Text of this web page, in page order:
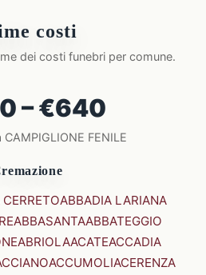
costi
dei costi funebri per comune.
– €640
FENILE
ABBADIA LARIANA
ABBASANTAABBATEGGIO
ABRIOLAACATEACCADIA
ACCUMOLIACERENZA